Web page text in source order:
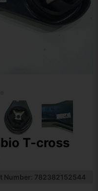
T-cross
Number: 782382152544